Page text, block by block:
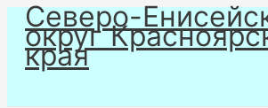
Перейти
содержимому
Северо-
округ
края